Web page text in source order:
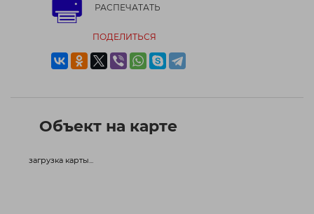
РАСПЕЧАТАТЬ
ПОДЕЛИТЬСЯ
Объект на карте
загрузка карты...